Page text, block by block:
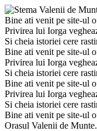
Bine ati venit pe site-ul
Privirea lui Iorga
Si cheia istoriei cere
Bine ati venit pe site-ul
Privirea lui Iorga
Si cheia istoriei cere
Bine ati venit pe site-ul
Privirea lui Iorga
Si cheia istoriei cere
Bine ati venit pe site-ul
Orasul Valenii de Munte.